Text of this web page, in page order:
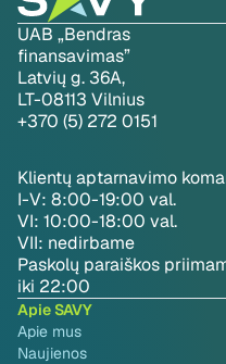
UAB „Bendras
finansavimas”
Latvių g. 36A,
LT-08113 Vilnius
+370 (5) 272 0151
Klientų aptarnavimo
I-V: 8:00-19:00 val.
VI: 10:00-18:00 val.
VII: nedirbame
Paskolų paraiškos
iki 22:00
Apie SAVY
Apie mus
Naujienos